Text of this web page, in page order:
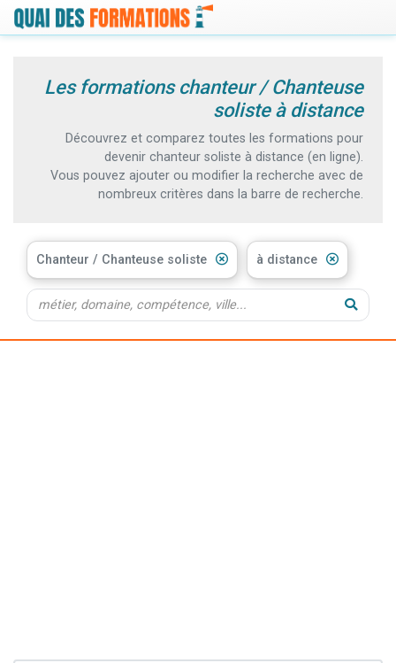
Les formations chanteur / Chanteuse
soliste à distance
Découvrez et comparez toutes les formations pour
devenir chanteur soliste à distance (en ligne).
Vous pouvez ajouter ou modifier la recherche avec de
nombreux critères dans la barre de recherche.
Chanteur / Chanteuse soliste à distance